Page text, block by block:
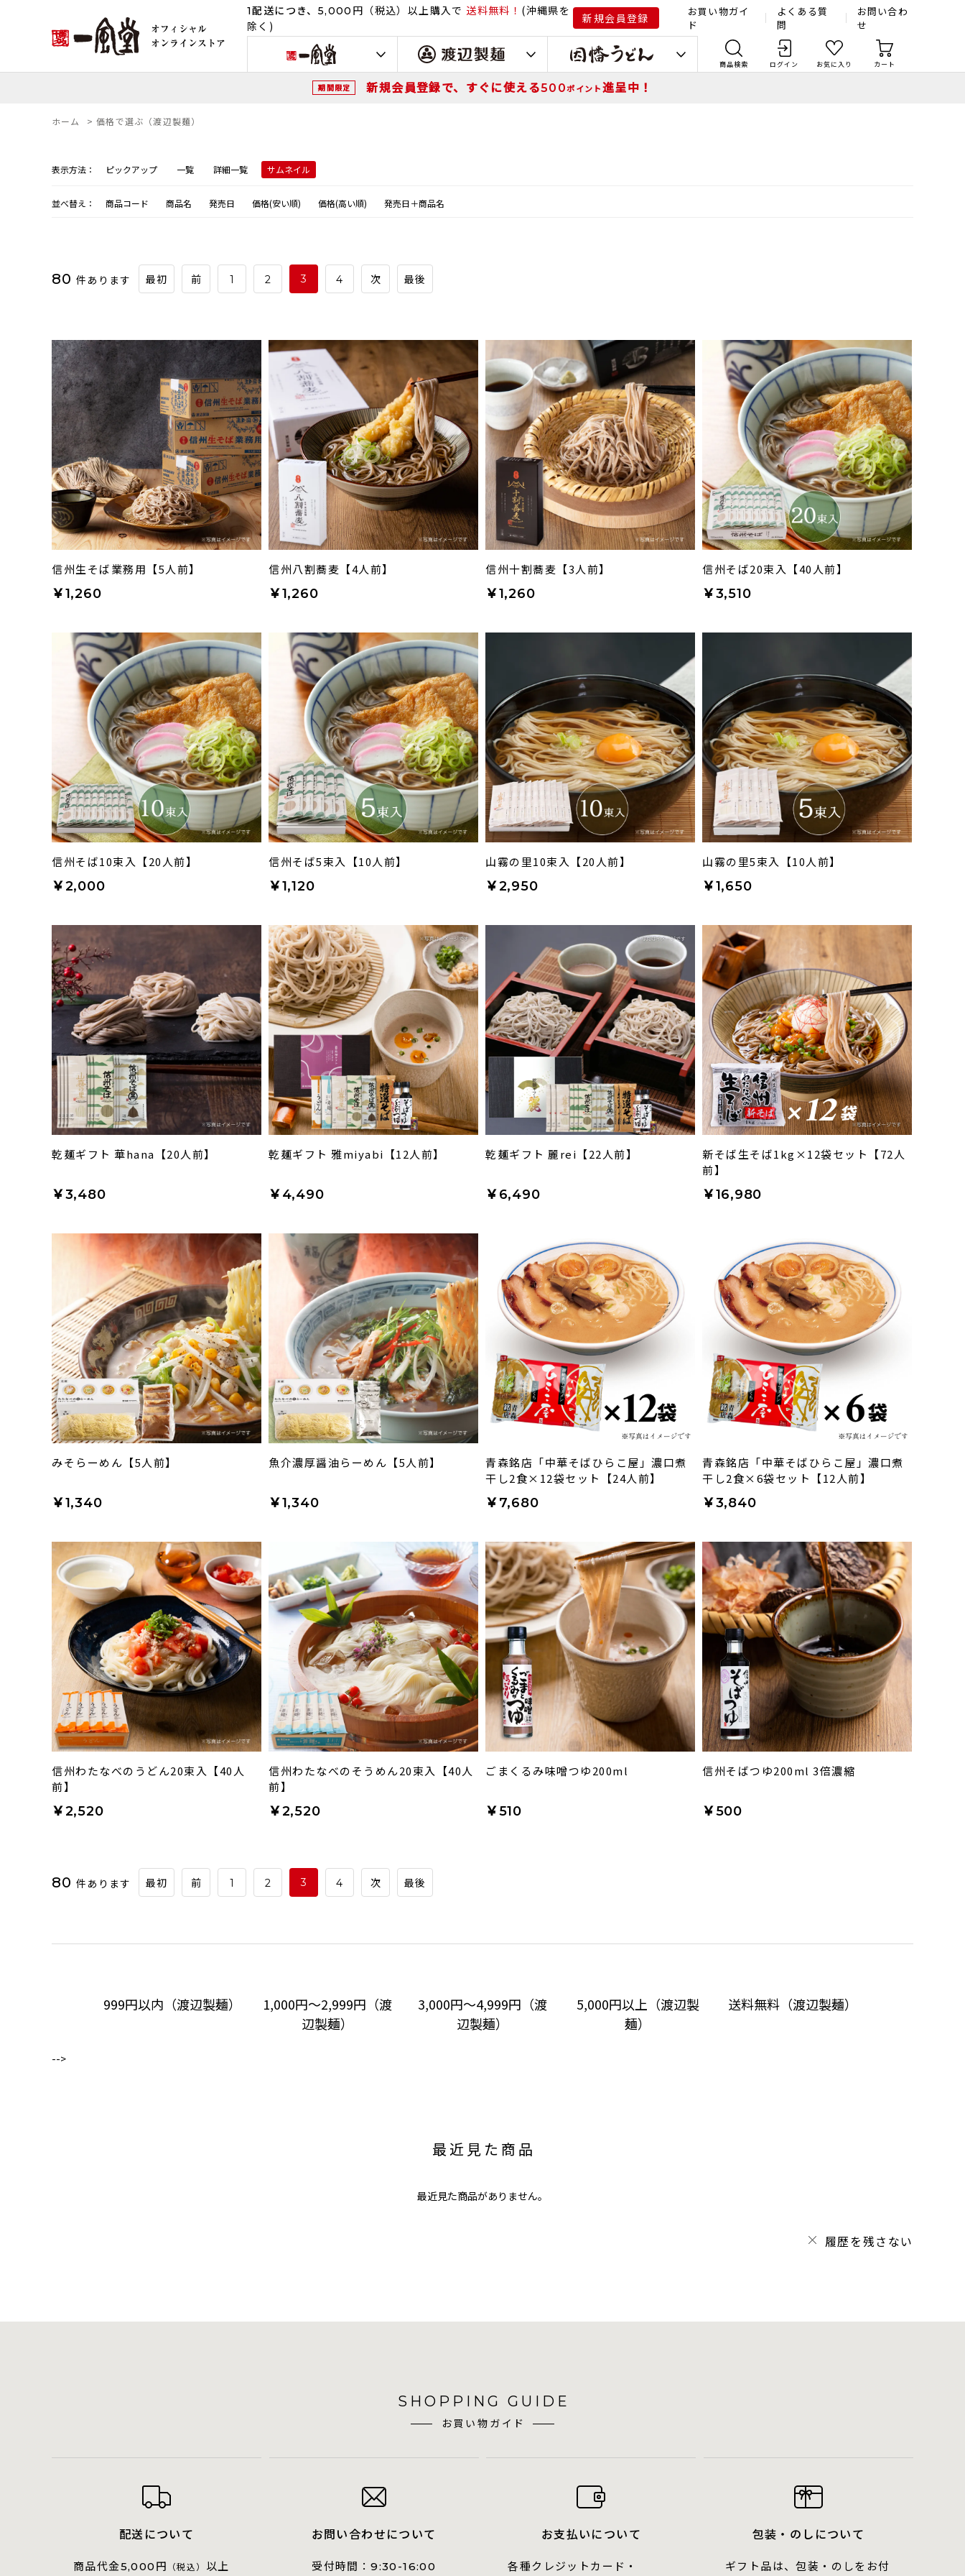
1配送につき、5,000 円（税込） 以上購入で 送料無料！ (沖縄県を
除く)
新規会員登録
お買い物ガイ
ド
よくある質
問
お問い合わ
せ
商品検索 ログイン お気に入り カート
期間限定 新規会員登録で、すぐに使える500ポイント進呈中！
ホーム >価格で選ぶ（渡辺製麺）
表示方法： ピックアップ 一覧 詳細一覧 サムネイル
並べ替え： 商品コード 商品名 発売日 価格(安い順) 価格(高い順) 発売日＋商品名
80 件あります 最初 前 1 2 3 4 次 最後
信州生そば業務用【5人前】
￥1,260
信州八割蕎麦【4人前】
￥1,260
信州十割蕎麦【3人前】
￥1,260
信州そば20束入【40人前】
￥3,510
信州そば10束入【20人前】
￥2,000
信州そば5束入【10人前】
￥1,120
山霧の里10束入【20人前】
￥2,950
山霧の里5束入【10人前】
￥1,650
乾麺ギフト 華hana【20人前】
￥3,480
乾麺ギフト 雅miyabi【12人前】
￥4,490
乾麺ギフト 麗rei【22人前】
￥6,490
新そば生そば1kg×12袋セット【72人
前】
￥16,980
みそらーめん【5人前】
￥1,340
魚介濃厚醤油らーめん【5人前】
￥1,340
青森銘店「中華そばひらこ屋」濃口煮
干し2食×12袋セット【24人前】
￥7,680
青森銘店「中華そばひらこ屋」濃口煮
干し2食×6袋セット【12人前】
￥3,840
信州わたなべのうどん20束入【40人
前】
￥2,520
信州わたなべのそうめん20束入【40人
前】
￥2,520
ごまくるみ味噌つゆ200ml
￥510
信州そばつゆ200ml 3倍濃縮
￥500
80 件あります 最初 前 1 2 3 4 次 最後
999円以内（渡辺製麺）
1,000円～2,999円（渡
辺製麺）
3,000円～4,999円（渡
辺製麺）
5,000円以上（渡辺製
麺）
送料無料（渡辺製麺）
-->
最近見た商品
最近見た商品がありません。
履歴を残さない
SHOPPING GUIDE
お買い物ガイド
配送について
商品代金5,000 円 （税込） 以上
お問い合わせについて
受付時間：9:30-16:00
お支払いについて
各種クレジットカード・
包装・のしについて
ギフト品は、包装・のしをお付